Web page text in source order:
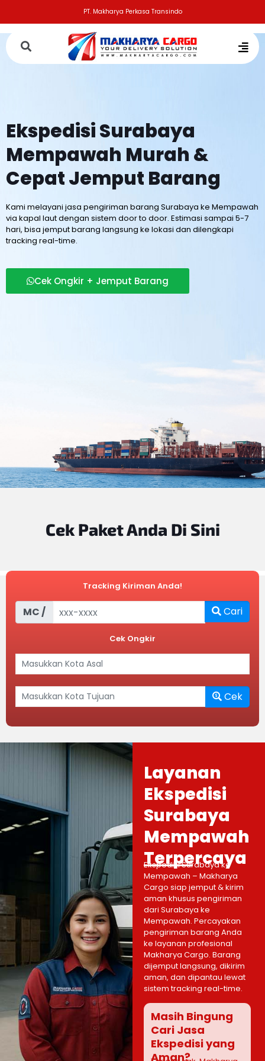
PT. Makharya Perkasa Transindo
Ekspedisi Surabaya
Mempawah Murah &
Cepat Jemput Barang
Kami melayani jasa pengiriman barang Surabaya ke Mempawah
via kapal laut dengan sistem door to door. Estimasi sampai 5-7
hari, bisa jemput barang langsung ke lokasi dan dilengkapi
tracking real-time.
Cek Ongkir + Jemput Barang
Cek Paket Anda Di Sini
Tracking Kiriman Anda!
MC / Cari
Cek Ongkir
Cek
Layanan
Ekspedisi
Surabaya
Mempawah
Terpercaya
Ekspedisi Surabaya ke
Mempawah – Makharya
Cargo siap jemput & kirim
aman khusus pengiriman
dari Surabaya ke
Mempawah. Percayakan
pengiriman barang Anda
ke layanan profesional
Makharya Cargo. Barang
dijemput langsung, dikirim
aman, dan dipantau lewat
sistem tracking real-time.
Masih Bingung
Cari Jasa
Ekspedisi yang
Aman?